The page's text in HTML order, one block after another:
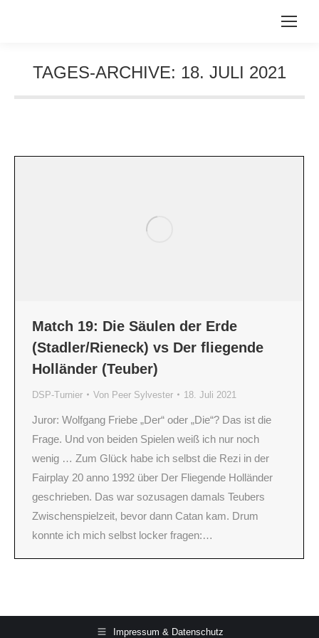
TAGES-ARCHIVE: 18. JULI 2021
Match 19: Die Säulen der Erde
(Stadler/Rieneck) vs Der fliegende
Holländer (Teuber)
DSP-Turnier Von Peer Sylvester 18. Juli 2021
Juror: Wolfgang Friebe „Der“ oder „Die“? Das ist die
Frage. Und von beiden Spielen weiß ich nur noch
wenig … Zum Glück habe ich selbst die Rezi in der
Fairplay 20 anno 1992 über Der Fliegende Holländer
geschrieben. Das war sozusagen damals Teubers
Zwischenspielzeit, bevor dann Catan kam. Drum
konnte ich mich selbst locker fragen:…
Impressum & Datenschutz